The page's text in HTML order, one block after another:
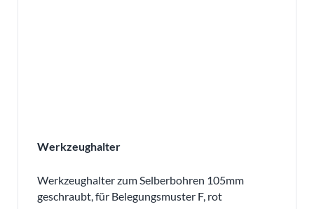
Werkzeughalter
Werkzeughalter zum Selberbohren 105mm
geschraubt, für Belegungsmuster F, rot